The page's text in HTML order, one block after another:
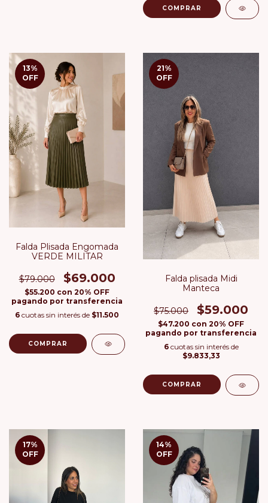
COMPRAR
13%
OFF
Falda Plisada Engomada
VERDE MILITAR
$79.000 $69.000
$55.200 con 20% OFF
pagando por transferencia
6 cuotas sin interés de $11.500
COMPRAR
21%
OFF
Falda plisada Midi
Manteca
$75.000 $59.000
$47.200 con 20% OFF
pagando por transferencia
6 cuotas sin interés de
$9.833,33
COMPRAR
17%
OFF
14%
OFF